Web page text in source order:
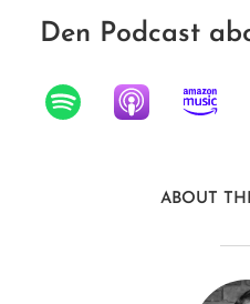
Den Podcast
ABOUT